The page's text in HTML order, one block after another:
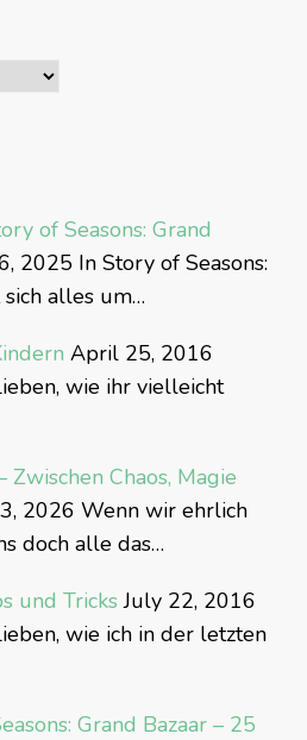
of Seasons: Grand
2025 In Story of Seasons:
alles um…
April 25, 2016
wie ihr vielleicht
Zwischen Chaos, Magie
2026 Wenn wir ehrlich
doch alle das…
und Tricks July 22, 2016
wie ich in der letzten
Grand Bazaar – 25